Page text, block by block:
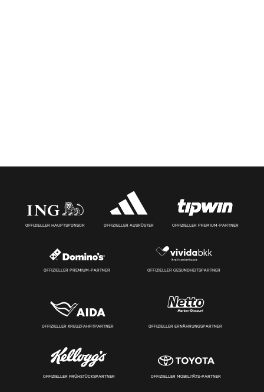
OFFIZIELLER HAUPTSPONSOR OFFIZIELLER AUSRÜSTER OFFIZIELLER PREMIUM-PARTNER
OFFIZIELLER PREMIUM-PARTNER OFFIZIELLER GESUNDHEITSPARTNER
OFFIZIELLER KREUZFAHRTPARTNER OFFIZIELLER ERNÄHRUNGSPARTNER
OFFIZIELLER FRÜHSTÜCKSPARTNER OFFIZIELLER MOBILITÄTS-PARTNER